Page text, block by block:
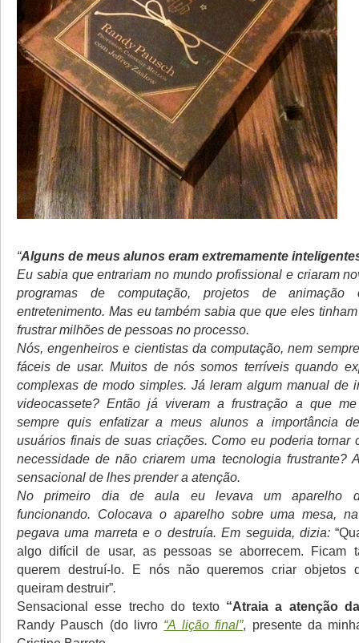
“Alguns de meus alunos eram extremamente
Eu sabia que entrariam no mundo profissional e criaram
programas de computação, projetos de
entretenimento. Mas eu também sabia que que eles
frustrar milhões de pessoas no processo.
Nós, engenheiros e cientistas da computação, nem
fáceis de usar. Muitos de nós somos terríveis quando
complexas de modo simples. Já leram algum manual de
videocassete? Então já viveram a frustração a que
sempre quis enfatizar a meus alunos a importância
usuários finais de suas criações. Como eu poderia tornar
necessidade de não criarem uma tecnologia frustrante?
sensacional de lhes prender a atenção.
No primeiro dia de aula eu levava um aparelho
funcionando. Colocava o aparelho sobre uma mesa,
pegava uma marreta e o destruía. Em seguida, dizia:
algo difícil de usar, as pessoas se aborrecem. Ficam
querem destruí-lo. E nós não queremos criar objetos
queiram destruir”.
Sensacional esse trecho do texto “Atraia a atenção
Randy Pausch (do livro “A lição final”, presente da